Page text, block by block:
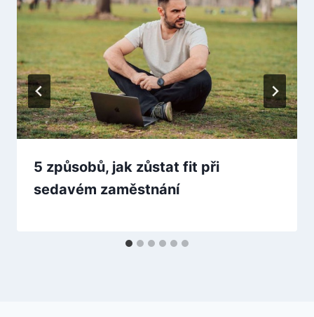
5 způsobů, jak zůstat fit při
sedavém zaměstnání